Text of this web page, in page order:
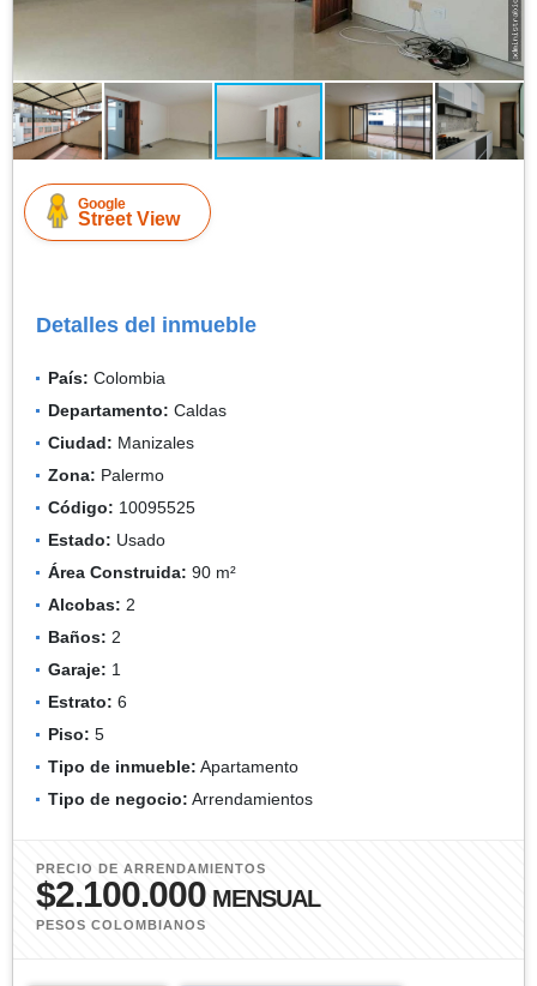
Google
Street View
Detalles del inmueble
País: Colombia
Departamento: Caldas
Ciudad: Manizales
Zona: Palermo
Código: 10095525
Estado: Usado
Área Construida: 90 m²
Alcobas: 2
Baños: 2
Garaje: 1
Estrato: 6
Piso: 5
Tipo de inmueble: Apartamento
Tipo de negocio: Arrendamientos
PRECIO DE ARRENDAMIENTOS
$2.100.000 MENSUAL
PESOS COLOMBIANOS